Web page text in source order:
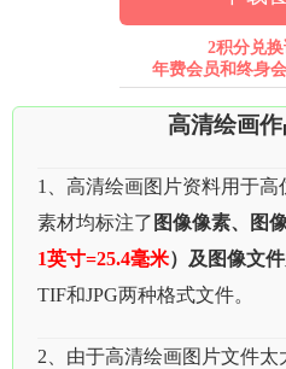
2积分兑
年费会员和终身
高清绘画
1、高清绘画图片资料用于
素材均标注了 图像像素、图
1英寸=25.4毫米）及图像文
TIF和JPG两种格式文件。
2、由于高清绘画图片文件